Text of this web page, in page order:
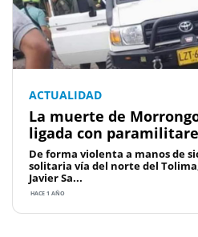
ACTUALIDAD
La muerte de
ligada con
De forma violenta a manos de
solitaria vía del norte del
Javier Sa...
HACE 1 AÑO